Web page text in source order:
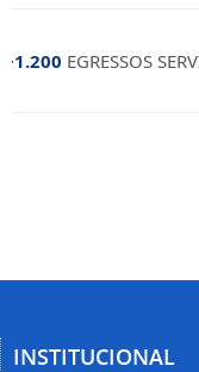
EGRESSOS
INSTITUCIONAL